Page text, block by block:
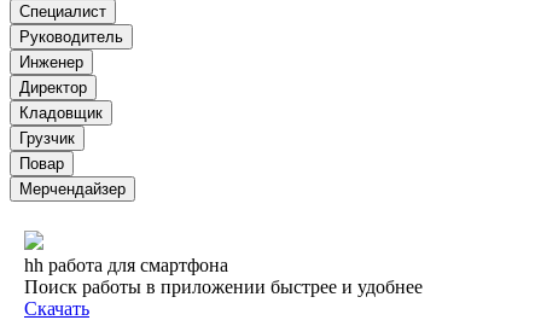
Специалист
Руководитель
Инженер
Директор
Кладовщик
Грузчик
Повар
Мерчендайзер
hh работа для смартфона
Поиск работы в приложении быстрее и удобнее
Скачать